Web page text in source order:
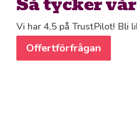
Vi har 4,5 på TrustPilot! Bli
Offertförfrågan